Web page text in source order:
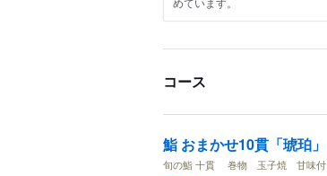
コース
鮨 おまかせ10貫「琥珀」
旬の鮨 十貫 巻物 玉子焼 甘味付